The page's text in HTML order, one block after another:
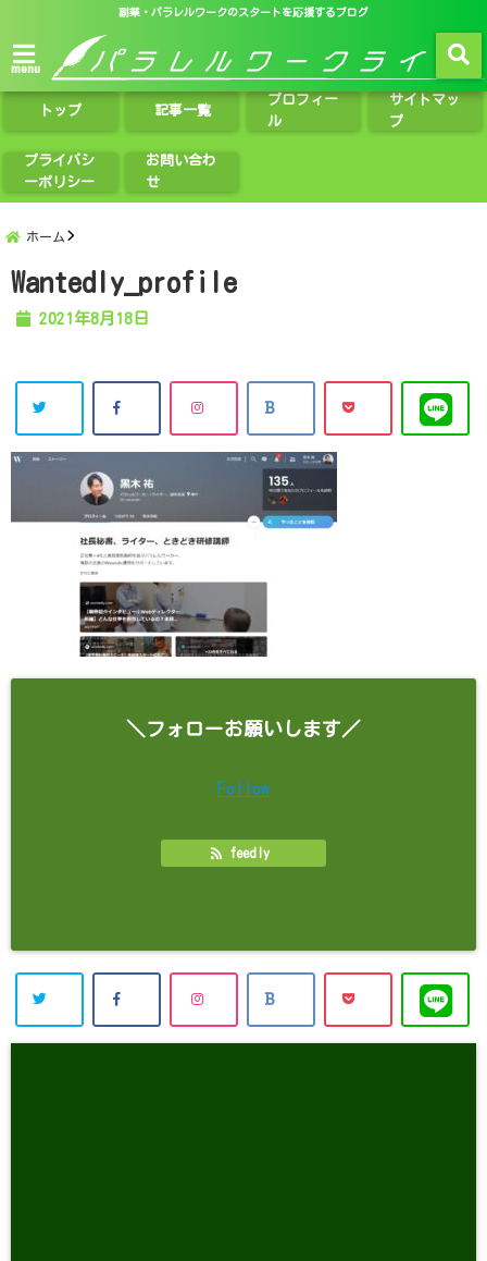
副業・パラレルワークのスタートを応援するブログ
menu
トップ 記事一覧
プロフィー
ル
サイトマッ
プ
プライバシ
ーポリシー
お問い合わ
せ
ホーム
Wantedly_profile
2021年8月18日
＼フォローお願いします／
Follow
feedly